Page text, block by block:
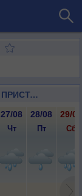
ПОГОДА НА МЕСЯЦ В УСТЬ-ЧАРЫШСКОЙ ПРИСТАНИ
27/08 28/08 29/08
Чт Пт Сб